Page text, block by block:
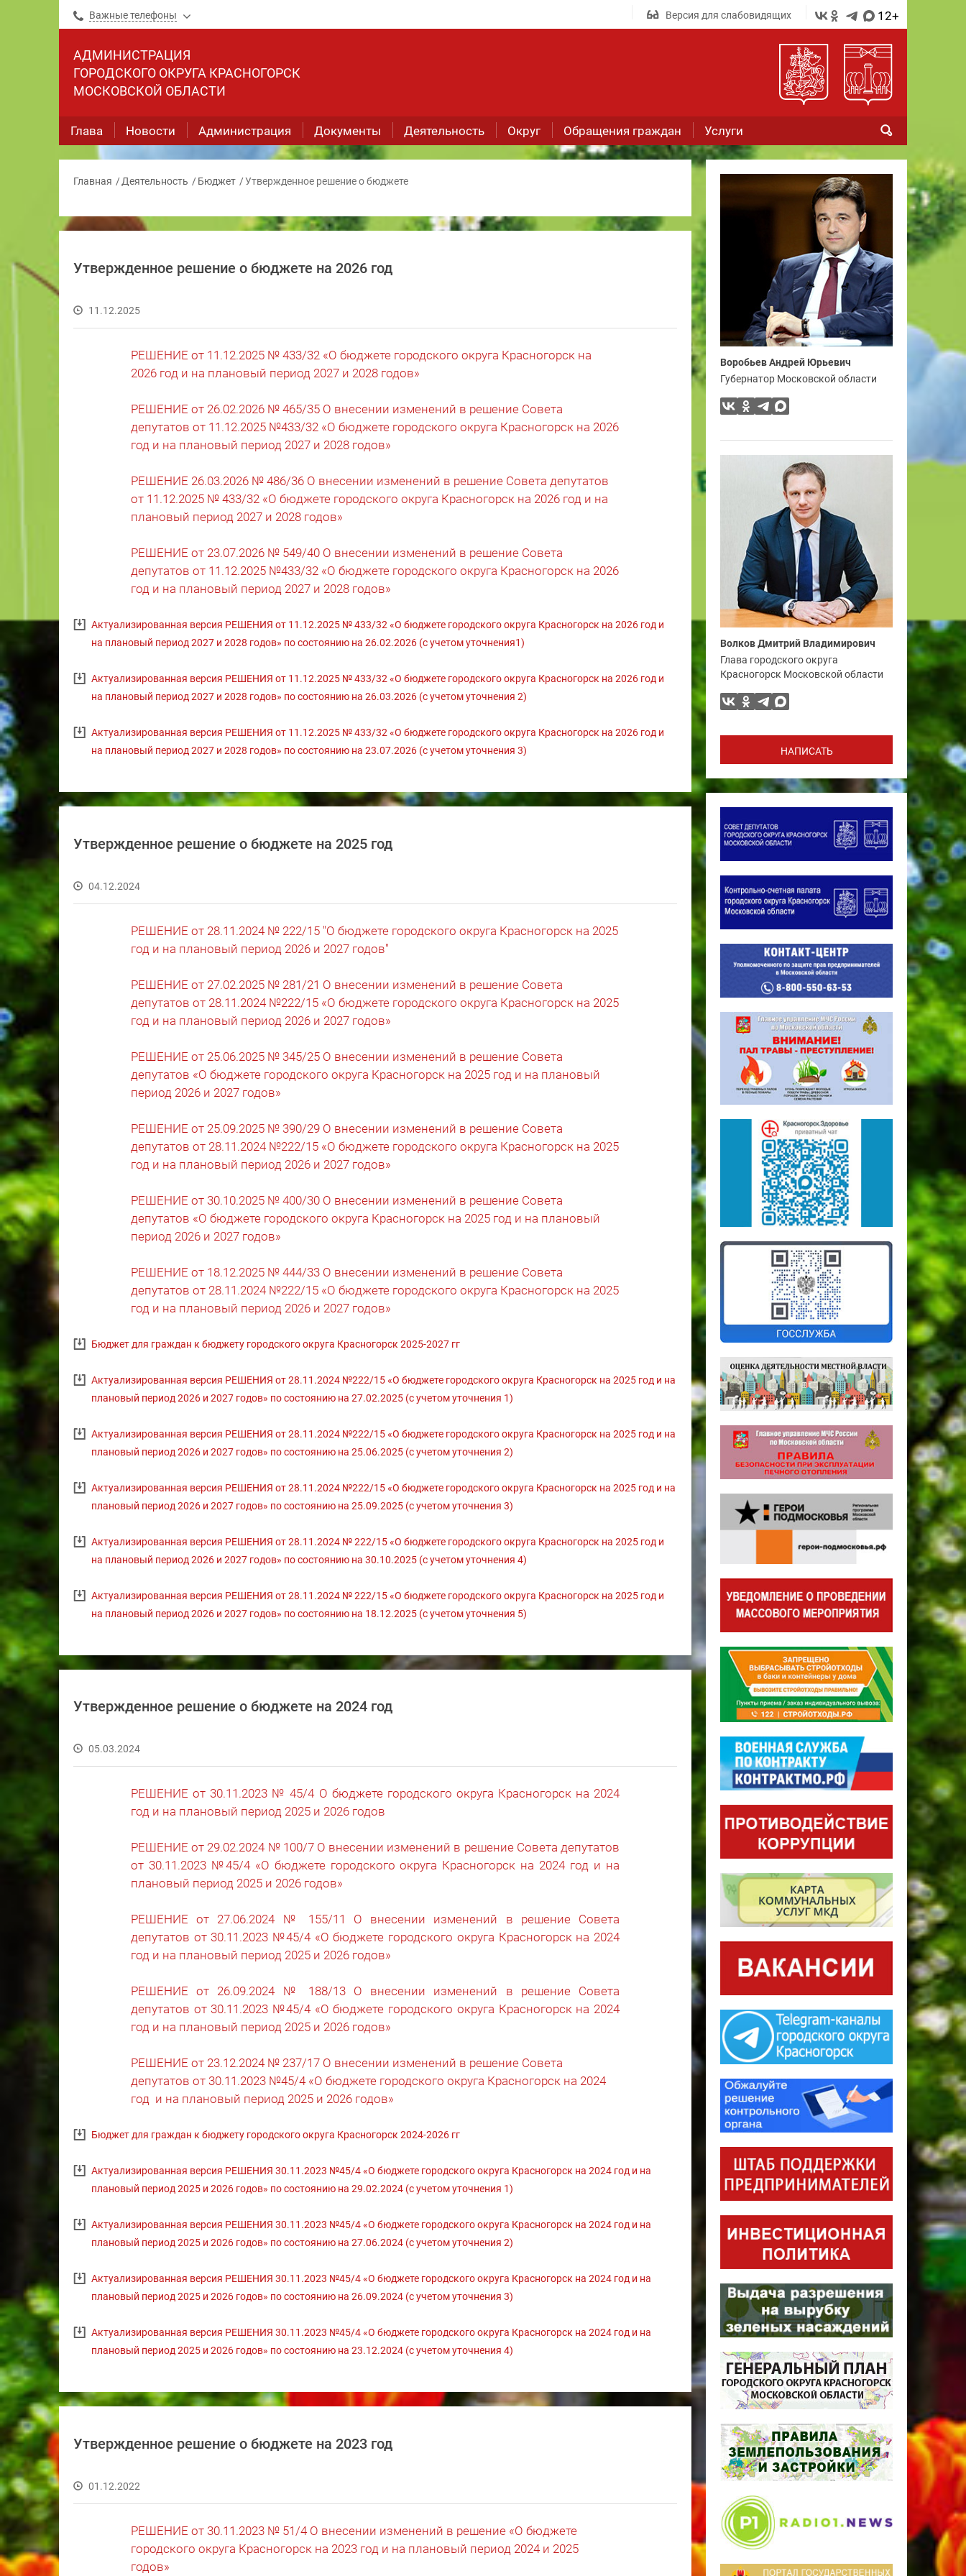
Важные телефоны Версия для слабовидящих 12+
АДМИНИСТРАЦИЯ
ГОРОДСКОГО ОКРУГА КРАСНОГОРСК
МОСКОВСКОЙ ОБЛАСТИ
Глава Новости Администрация Документы Деятельность Округ Обращения граждан Услуги
Главная Деятельность Бюджет Утвержденное решение о бюджете
Утвержденное решение о бюджете на 2026 год
11.12.2025
РЕШЕНИЕ от 11.12.2025 № 433/32 «О бюджете городского округа Красногорск на
2026 год и на плановый период 2027 и 2028 годов»
РЕШЕНИЕ от 26.02.2026 № 465/35 О внесении изменений в решение Совета
депутатов от 11.12.2025 №433/32 «О бюджете городского округа Красногорск на 2026
год и на плановый период 2027 и 2028 годов»
РЕШЕНИЕ 26.03.2026 № 486/36 О внесении изменений в решение Совета депутатов
от 11.12.2025 № 433/32 «О бюджете городского округа Красногорск на 2026 год и на
плановый период 2027 и 2028 годов»
РЕШЕНИЕ от 23.07.2026 № 549/40 О внесении изменений в решение Совета
депутатов от 11.12.2025 №433/32 «О бюджете городского округа Красногорск на 2026
год и на плановый период 2027 и 2028 годов»
Актуализированная версия РЕШЕНИЯ от 11.12.2025 № 433/32 «О бюджете городского округа Красногорск на 2026 год и
на плановый период 2027 и 2028 годов» по состоянию на 26.02.2026 (с учетом уточнения1)
Актуализированная версия РЕШЕНИЯ от 11.12.2025 № 433/32 «О бюджете городского округа Красногорск на 2026 год и
на плановый период 2027 и 2028 годов» по состоянию на 26.03.2026 (с учетом уточнения 2)
Актуализированная версия РЕШЕНИЯ от 11.12.2025 № 433/32 «О бюджете городского округа Красногорск на 2026 год и
на плановый период 2027 и 2028 годов» по состоянию на 23.07.2026 (с учетом уточнения 3)
Утвержденное решение о бюджете на 2025 год
04.12.2024
РЕШЕНИЕ от 28.11.2024 № 222/15 "О бюджете городского округа Красногорск на 2025
год и на плановый период 2026 и 2027 годов"
РЕШЕНИЕ от 27.02.2025 № 281/21 О внесении изменений в решение Совета
депутатов от 28.11.2024 №222/15 «О бюджете городского округа Красногорск на 2025
год и на плановый период 2026 и 2027 годов»
РЕШЕНИЕ от 25.06.2025 № 345/25 О внесении изменений в решение Совета
депутатов «О бюджете городского округа Красногорск на 2025 год и на плановый
период 2026 и 2027 годов»
РЕШЕНИЕ от 25.09.2025 № 390/29 О внесении изменений в решение Совета
депутатов от 28.11.2024 №222/15 «О бюджете городского округа Красногорск на 2025
год и на плановый период 2026 и 2027 годов»
РЕШЕНИЕ от 30.10.2025 № 400/30 О внесении изменений в решение Совета
депутатов «О бюджете городского округа Красногорск на 2025 год и на плановый
период 2026 и 2027 годов»
РЕШЕНИЕ от 18.12.2025 № 444/33 О внесении изменений в решение Совета
депутатов от 28.11.2024 №222/15 «О бюджете городского округа Красногорск на 2025
год и на плановый период 2026 и 2027 годов»
Бюджет для граждан к бюджету городского округа Красногорск 2025-2027 гг
Актуализированная версия РЕШЕНИЯ от 28.11.2024 №222/15 «О бюджете городского округа Красногорск на 2025 год и на
плановый период 2026 и 2027 годов» по состоянию на 27.02.2025 (с учетом уточнения 1)
Актуализированная версия РЕШЕНИЯ от 28.11.2024 №222/15 «О бюджете городского округа Красногорск на 2025 год и на
плановый период 2026 и 2027 годов» по состоянию на 25.06.2025 (с учетом уточнения 2)
Актуализированная версия РЕШЕНИЯ от 28.11.2024 №222/15 «О бюджете городского округа Красногорск на 2025 год и на
плановый период 2026 и 2027 годов» по состоянию на 25.09.2025 (с учетом уточнения 3)
Актуализированная версия РЕШЕНИЯ от 28.11.2024 № 222/15 «О бюджете городского округа Красногорск на 2025 год и
на плановый период 2026 и 2027 годов» по состоянию на 30.10.2025 (с учетом уточнения 4)
Актуализированная версия РЕШЕНИЯ от 28.11.2024 № 222/15 «О бюджете городского округа Красногорск на 2025 год и
на плановый период 2026 и 2027 годов» по состоянию на 18.12.2025 (с учетом уточнения 5)
Утвержденное решение о бюджете на 2024 год
05.03.2024
РЕШЕНИЕ от 30.11.2023 № 45/4 О бюджете городского округа Красногорск на 2024
год и на плановый период 2025 и 2026 годов
РЕШЕНИЕ от 29.02.2024 № 100/7 О внесении изменений в решение Совета депутатов
от 30.11.2023 №45/4 «О бюджете городского округа Красногорск на 2024 год и на
плановый период 2025 и 2026 годов»
РЕШЕНИЕ от 27.06.2024 № 155/11 О внесении изменений в решение Совета
депутатов от 30.11.2023 №45/4 «О бюджете городского округа Красногорск на 2024
год и на плановый период 2025 и 2026 годов»
РЕШЕНИЕ от 26.09.2024 № 188/13 О внесении изменений в решение Совета
депутатов от 30.11.2023 №45/4 «О бюджете городского округа Красногорск на 2024
год и на плановый период 2025 и 2026 годов»
РЕШЕНИЕ от 23.12.2024 № 237/17 О внесении изменений в решение Совета
депутатов от 30.11.2023 №45/4 «О бюджете городского округа Красногорск на 2024
год и на плановый период 2025 и 2026 годов»
Бюджет для граждан к бюджету городского округа Красногорск 2024-2026 гг
Актуализированная версия РЕШЕНИЯ 30.11.2023 №45/4 «О бюджете городского округа Красногорск на 2024 год и на
плановый период 2025 и 2026 годов» по состоянию на 29.02.2024 (с учетом уточнения 1)
Актуализированная версия РЕШЕНИЯ 30.11.2023 №45/4 «О бюджете городского округа Красногорск на 2024 год и на
плановый период 2025 и 2026 годов» по состоянию на 27.06.2024 (с учетом уточнения 2)
Актуализированная версия РЕШЕНИЯ 30.11.2023 №45/4 «О бюджете городского округа Красногорск на 2024 год и на
плановый период 2025 и 2026 годов» по состоянию на 26.09.2024 (с учетом уточнения 3)
Актуализированная версия РЕШЕНИЯ 30.11.2023 №45/4 «О бюджете городского округа Красногорск на 2024 год и на
плановый период 2025 и 2026 годов» по состоянию на 23.12.2024 (с учетом уточнения 4)
Утвержденное решение о бюджете на 2023 год
01.12.2022
РЕШЕНИЕ от 30.11.2023 № 51/4 О внесении изменений в решение «О бюджете
городского округа Красногорск на 2023 год и на плановый период 2024 и 2025
годов»
Воробьев Андрей Юрьевич
Губернатор Московской области
Волков Дмитрий Владимирович
Глава городского округа
Красногорск Московской области
НАПИСАТЬ